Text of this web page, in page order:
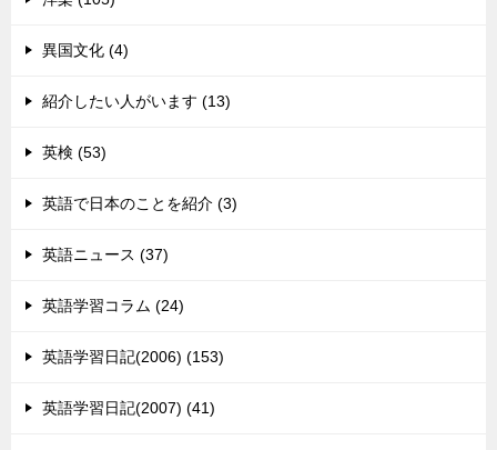
異国文化 (4)
紹介したい人がいます (13)
英検 (53)
英語で日本のことを紹介 (3)
英語ニュース (37)
英語学習コラム (24)
英語学習日記(2006) (153)
英語学習日記(2007) (41)